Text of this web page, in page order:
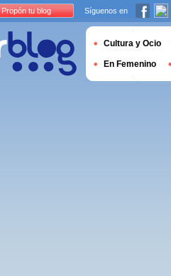
Propón tu blog Síguenos en
Cultura y Ocio
En Femenino